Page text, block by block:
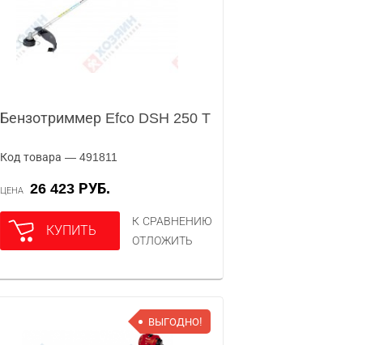
Бензотриммер Efco DSH 250 T
Код товара — 491811
ЦЕНА 26 423 РУБ.
КУПИТЬ
К СРАВНЕНИЮ
ОТЛОЖИТЬ
ВЫГОДНО!